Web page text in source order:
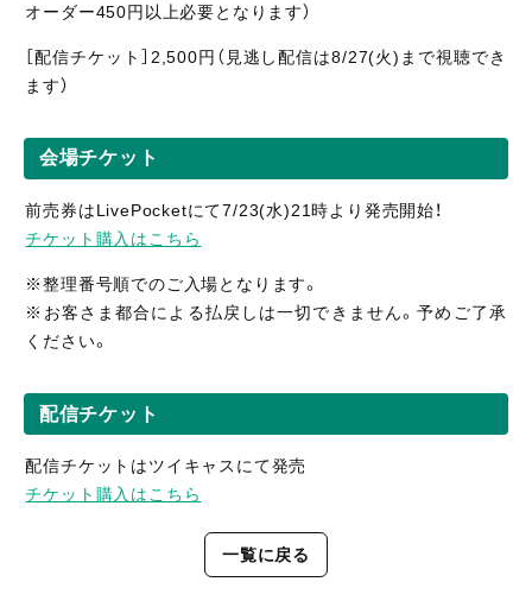
オーダー450円以上必要となります）
［配信チケット］2,500円（見逃し配信は8/27(火)まで視聴でき
ます）
会場チケット
前売券はLivePocketにて7/23(水)21時より発売開始！
チケット購入はこちら
※整理番号順でのご入場となります。
※お客さま都合による払戻しは一切できません。予めご了承
ください。
配信チケット
配信チケットはツイキャスにて発売
チケット購入はこちら
一覧に戻る